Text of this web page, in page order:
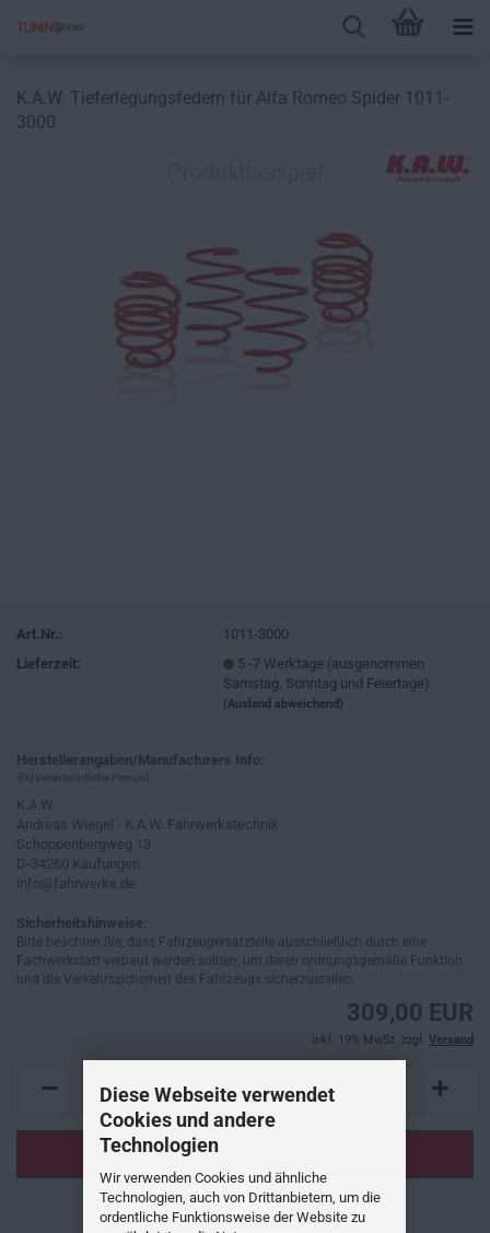
Diese Webseite verwendet
Cookies und andere
Technologien
Wir verwenden Cookies und ähnliche
Technologien, auch von Drittanbietern, um die
ordentliche Funktionsweise der Website zu
K.A.W. Tieferlegungsfedern für Alfa Romeo Spider 1011-
3000
Art.Nr.:
1011-3000
Lieferzeit:
5 -7 Werktage (ausgenommen
Samstag, Sonntag und Feiertage) .
(Ausland abweichend)
Herstellerangaben/Manufacturers Info:
(EU Verantwortliche Person)
K.A.W.
Andreas Wiegel - K.A.W. Fahrwerkstechnik
Schoppenbergweg 13
D-34260 Kaufungen
info@fahrwerke.de
Sicherheitshinweise:
Bitte beachten Sie, dass Fahrzeugersatzteile ausschließlich durch eine
Fachwerkstatt verbaut werden sollten, um deren ordnungsgemäße Funktion
und die Verkehrssicherheit des Fahrzeugs sicherzustellen.
309,00 EUR
inkl. 19% MwSt. zzgl. Versand
AUF DEN MERKZETTEL